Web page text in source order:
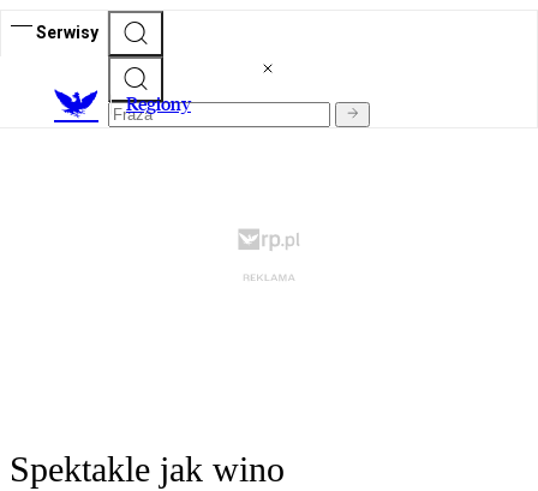
Serwisy
Regiony
Spektakle jak wino